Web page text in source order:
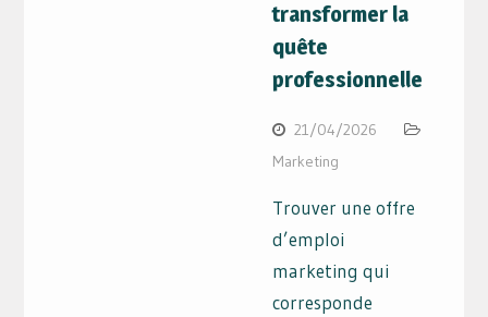
transformer la
quête
professionnelle
21/04/2026
Marketing
Trouver une offre
d’emploi
marketing qui
corresponde